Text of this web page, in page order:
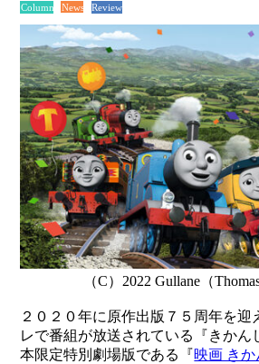
Column News Review
（C）2022 Gullane（
２０２０年に原作出版７５周年を迎
レで番組が放送されている『きかん
本限定特別劇場版である『映画 き